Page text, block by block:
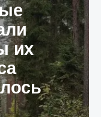
их